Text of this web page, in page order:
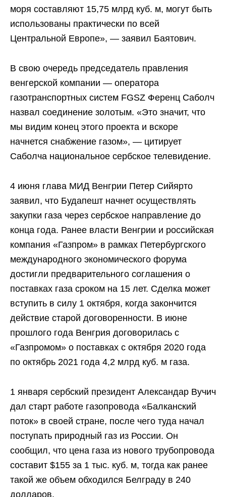
моря составляют 15,75 млрд куб. м, могут быть
использованы практически по всей
Центральной Европе», — заявил Баятович.
В свою очередь председатель правления
венгерской компании — оператора
газотранспортных систем FGSZ Ференц Саболч
назвал соединение золотым. «Это значит, что
мы видим конец этого проекта и вскоре
начнется снабжение газом», — цитирует
Саболча национальное сербское телевидение.
4 июня глава МИД Венгрии Петер Сийярто
заявил, что Будапешт начнет осуществлять
закупки газа через сербское направление до
конца года. Ранее власти Венгрии и российская
компания «Газпром» в рамках Петербургского
международного экономического форума
достигли предварительного соглашения о
поставках газа сроком на 15 лет. Сделка может
вступить в силу 1 октября, когда закончится
действие старой договоренности. В июне
прошлого года Венгрия договорилась с
«Газпромом» о поставках с октября 2020 года
по октябрь 2021 года 4,2 млрд куб. м газа.
1 января сербский президент Александар Вучич
дал старт работе газопровода «Балканский
поток» в своей стране, после чего туда начал
поступать природный газ из России. Он
сообщил, что цена газа из нового трубопровода
составит $155 за 1 тыс. куб. м, тогда как ранее
такой же объем обходился Белграду в 240
долларов.